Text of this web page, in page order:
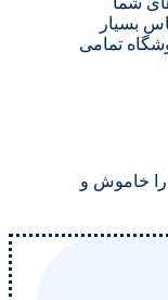
بسیار
بازار٬ در این فروشگاه تمامی
را خاموش و